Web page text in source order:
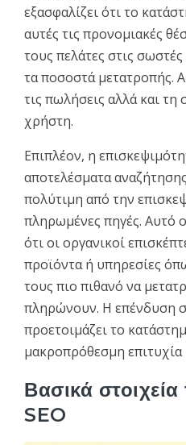
εξασφαλίζει ότι το
αυτές τις προνομιακές
τους πελάτες στις
τα ποσοστά μετατροπής.
τις πωλήσεις αλλά και τη
χρήστη.
Επιπλέον, η
αποτελέσματα
πολύτιμη από την
πληρωμένες πηγές. Αυτό
ότι οι οργανικοί
προϊόντα ή υπηρεσίες
τους πιο πιθανό να
πληρώνουν. Η επένδυση
προετοιμάζει το
μακροπρόθεσμη
Βασικά
SEO